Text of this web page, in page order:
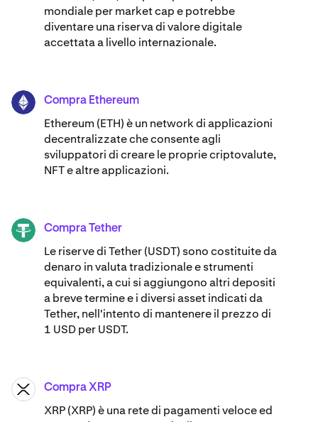
mondiale per market cap e potrebbe
diventare una riserva di valore digitale
accettata a livello internazionale.
ETH Compra Ethereum
Ethereum (ETH) è un network di applicazioni
decentralizzate che consente agli
sviluppatori di creare le proprie criptovalute,
NFT e altre applicazioni.
USDT Compra Tether
Le riserve di Tether (USDT) sono costituite da
denaro in valuta tradizionale e strumenti
equivalenti, a cui si aggiungono altri depositi
a breve termine e i diversi asset indicati da
Tether, nell'intento di mantenere il prezzo di
1 USD per USDT.
XRP Compra XRP
XRP (XRP) è una rete di pagamenti veloce ed